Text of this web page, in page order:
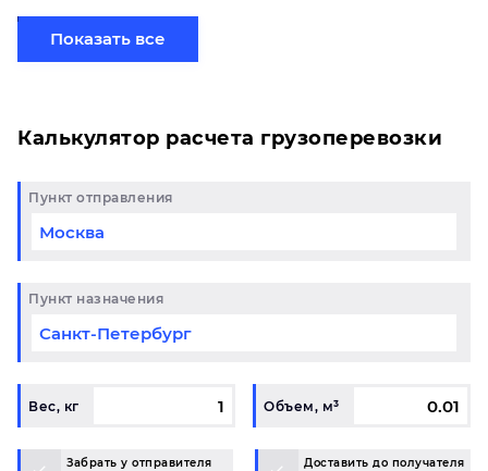
вы хотите отправить свой груз сборной партией по
готовому маршруту в Ноябрьск и у вас возникли
вопросы, свяжитесь с нашим специалистом на
Показать все
Калькулятор расчета грузоперевозки
Пункт отправления
Пункт назначения
Вес, кг Объем, м³
Забрать у отправителя Доставить до получателя